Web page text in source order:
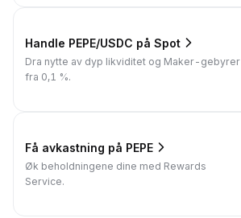
Handle PEPE/USDC på Spot
Dra nytte av dyp likviditet og Maker-gebyrer
fra 0,1 %.
Få avkastning på PEPE
Øk beholdningene dine med Rewards
Service.